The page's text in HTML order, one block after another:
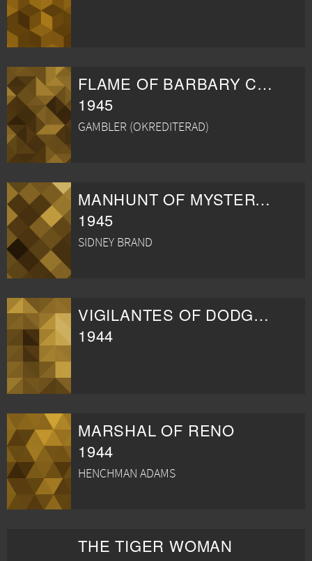
FLAME OF BARBARY COAST
1945
GAMBLER (OKREDITERAD)
MANHUNT OF MYSTERY ISLAND
1945
SIDNEY BRAND
VIGILANTES OF DODGE CITY
1944
MARSHAL OF RENO
1944
HENCHMAN ADAMS
THE TIGER WOMAN